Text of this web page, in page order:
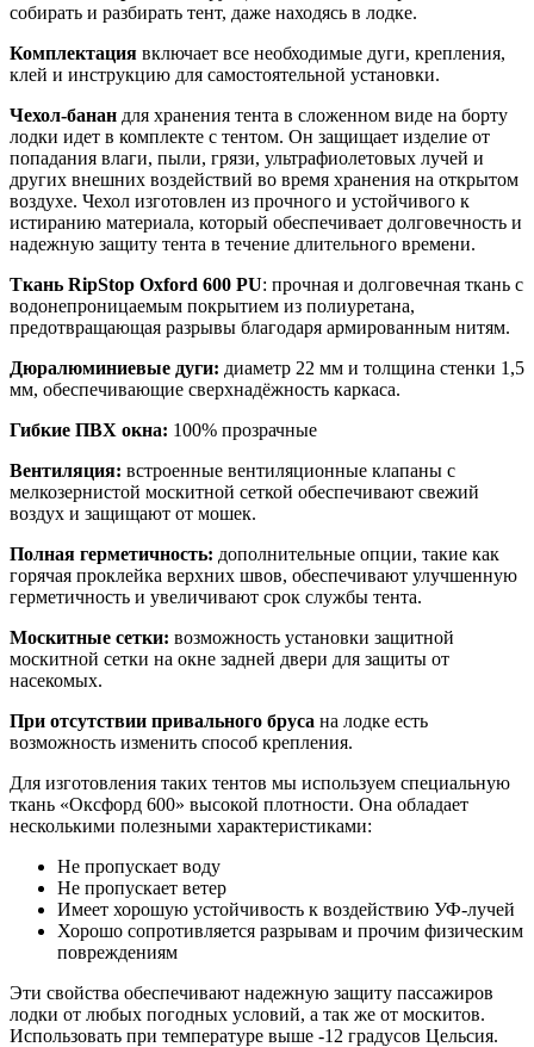
собирать и разбирать тент, даже находясь в лодке.
Комплектация включает все необходимые дуги, крепления,
клей и инструкцию для самостоятельной установки.
Чехол-банан для хранения тента в сложенном виде на борту
лодки идет в комплекте с тентом. Он защищает изделие от
попадания влаги, пыли, грязи, ультрафиолетовых лучей и
других внешних воздействий во время хранения на открытом
воздухе. Чехол изготовлен из прочного и устойчивого к
истиранию материала, который обеспечивает долговечность и
надежную защиту тента в течение длительного времени.
Ткань RipStop Oxford 600 PU: прочная и долговечная ткань с
водонепроницаемым покрытием из полиуретана,
предотвращающая разрывы благодаря армированным нитям.
Дюралюминиевые дуги: диаметр 22 мм и толщина стенки 1,5
мм, обеспечивающие сверхнадёжность каркаса.
Гибкие ПВХ окна: 100% прозрачные
Вентиляция: встроенные вентиляционные клапаны с
мелкозернистой москитной сеткой обеспечивают свежий
воздух и защищают от мошек.
Полная герметичность: дополнительные опции, такие как
горячая проклейка верхних швов, обеспечивают улучшенную
герметичность и увеличивают срок службы тента.
Москитные сетки: возможность установки защитной
москитной сетки на окне задней двери для защиты от
насекомых.
При отсутствии привального бруса на лодке есть
возможность изменить способ крепления.
Для изготовления таких тентов мы используем специальную
ткань «Оксфорд 600» высокой плотности. Она обладает
несколькими полезными характеристиками:
Не пропускает воду
Не пропускает ветер
Имеет хорошую устойчивость к воздействию УФ-лучей
Хорошо сопротивляется разрывам и прочим физическим
повреждениям
Эти свойства обеспечивают надежную защиту пассажиров
лодки от любых погодных условий, а так же от москитов.
Использовать при температуре выше -12 градусов Цельсия.